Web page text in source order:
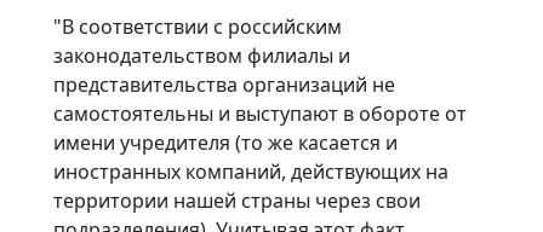
"В соответствии с российским
законодательством филиалы и
представительства организаций не
самостоятельны и выступают в обороте от
имени учредителя (то же касается и
иностранных компаний, действующих на
территории нашей страны через свои